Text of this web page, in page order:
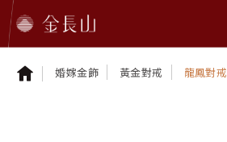
婚嫁金飾 黃金對戒 龍鳳對戒